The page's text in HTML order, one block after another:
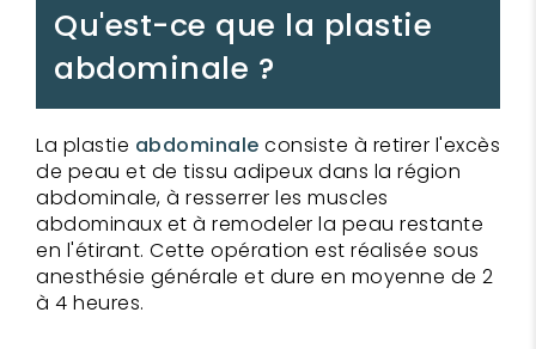
Qu'est-ce que la plastie
abdominale ?
La plastie abdominale consiste à retirer l'excès
de peau et de tissu adipeux dans la région
abdominale, à resserrer les muscles
abdominaux et à remodeler la peau restante
en l'étirant. Cette opération est réalisée sous
anesthésie générale et dure en moyenne de 2
à 4 heures.